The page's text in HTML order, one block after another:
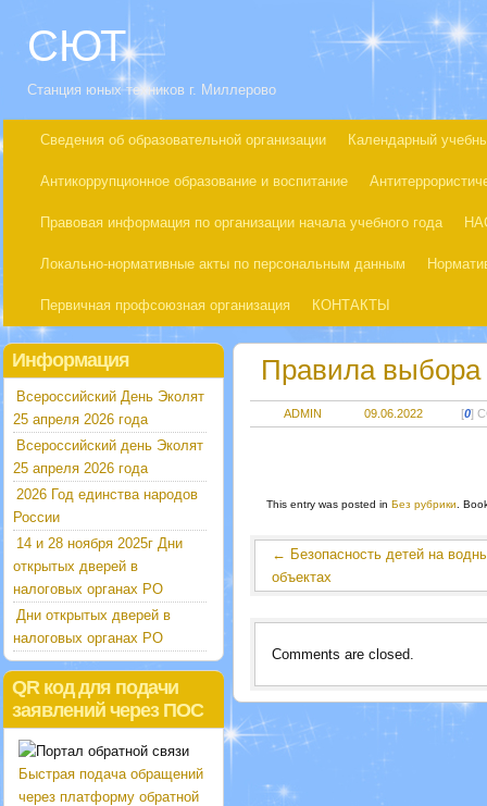
СЮТ
Станция юных техников г. Миллерово
Сведения об образовательной организации Календарный
Антикоррупционное образование и воспитание
Правовая информация по организации начала учебного года
Локально-нормативные акты по персональным данным
Первичная профсоюзная организация КОНТАКТЫ
Правила выбора
ADMIN 09.06.2022 [0]
This entry was posted inБез рубрики .
← Безопасность детей на
объектах
Comments are closed.
Информация
Всероссийский День Эколят
25 апреля 2026 года
Всероссийский день Эколят
25 апреля 2026 года
2026 Год единства народов
России
14 и 28 ноября 2025г Дни
открытых дверей в
налоговых органах РО
Дни открытых дверей в
налоговых органах РО
QR код для подачи
заявлений через ПОС
Быстрая подача обращений
через платформу обратной